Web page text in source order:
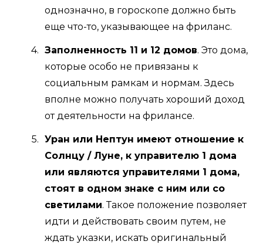
однозначно, в гороскопе должно быть
еще что-то, указывающее на фриланс.
Заполненность 11 и 12 домов. Это дома,
которые особо не привязаны к
социальным рамкам и нормам. Здесь
вполне можно получать хороший доход
от деятельности на фрилансе.
Уран или Нептун имеют отношение к
Солнцу / Луне, к управителю 1 дома
или являются управителями 1 дома,
стоят в одном знаке с ним или со
светилами. Такое положение позволяет
идти и действовать своим путем, не
ждать указки, искать оригинальный